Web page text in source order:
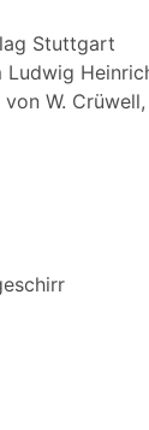
Stuttgart
Ludwig
W.